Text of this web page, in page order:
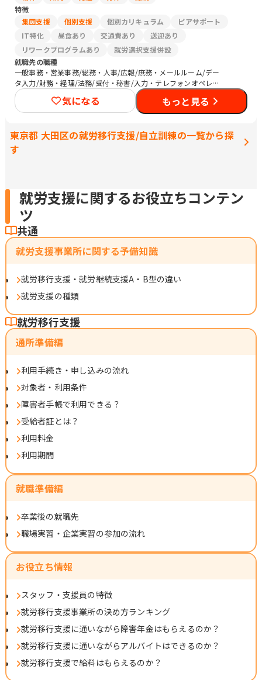
特徴
集団支援
個別支援 個別カリキュラム
ピアサポート
IT特化
昼食あり 交通費あり
送迎あり
リワークプログラムあり
就労選択支援併設
就職先の職種
一般事務・営業事務/総務・人事/広報/庶務・メールルーム/デー
タ入力/財務・経理/法務/受付・秘書/入力・テレフォンオペレー
ター/コールセンター/その他事務/梱包作業/検品/組立・組付け/
その他軽作業/販売スタッフ・接客/バックヤード・商品管理/その
他販売/清掃
気になる もっと見る
東京都 大田区の就労移行支援/自立訓練の一覧から探
す
就労支援に関するお役立ちコンテン
ツ
共通
就労支援事業所に関する予備知識
就労移行支援・就労継続支援A・B型の違い
就労支援の種類
就労移行支援
通所準備編
利用手続き・申し込みの流れ
対象者・利用条件
障害者手帳で利用できる？
受給者証とは？
利用料金
利用期間
就職準備編
卒業後の就職先
職場実習・企業実習の参加の流れ
お役立ち情報
スタッフ・支援員の特徴
就労移行支援事業所の決め方ランキング
就労移行支援に通いながら障害年金はもらえるのか？
就労移行支援に通いながらアルバイトはできるのか？
就労移行支援で給料はもらえるのか？